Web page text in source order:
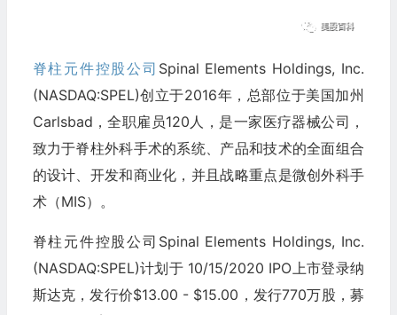
脊柱元件控股公司 Spinal Elements Holdings, Inc.
(NASDAQ:SPEL)创立于2016年，总部位于美国加州
Carlsbad，全职雇员120人，是一家医疗器械公司，
致力于脊柱外科手术的系统、产品和技术的全面组合
的设计、开发和商业化，并且战略重点是微创外科手
术（MIS）。
脊柱元件控股公司Spinal Elements Holdings, Inc.
(NASDAQ:SPEL)计划于 10/15/2020 IPO上市登录纳
斯达克，发行价$13.00 - $15.00，发行770万股，募